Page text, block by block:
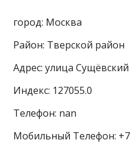
город: Москва
Район: Тверской район
Адрес: улица Сущёвский
Индекс: 127055.0
Телефон: nan
Мобильный Телефон: